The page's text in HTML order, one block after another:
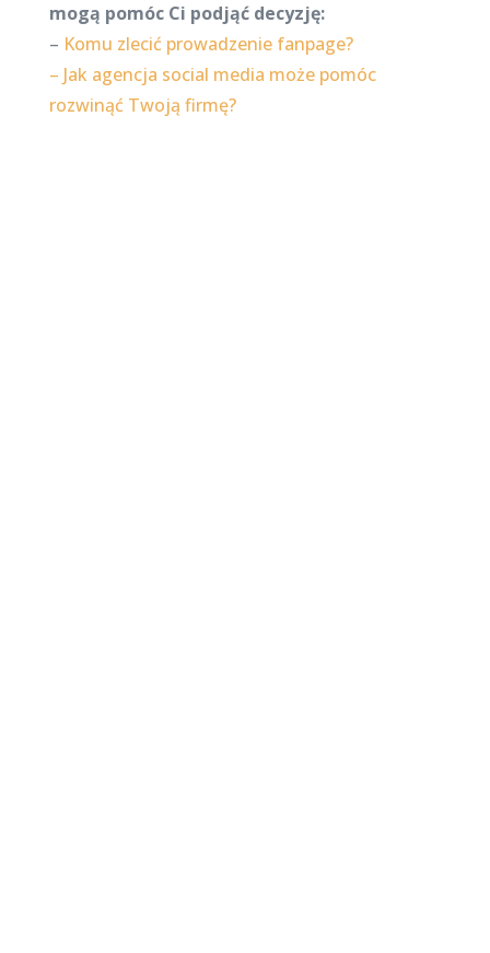
mogą pomóc Ci podjąć decyzję:
– Komu zlecić prowadzenie fanpage?
– Jak agencja social media może pomóc
rozwinąć Twoją firmę?